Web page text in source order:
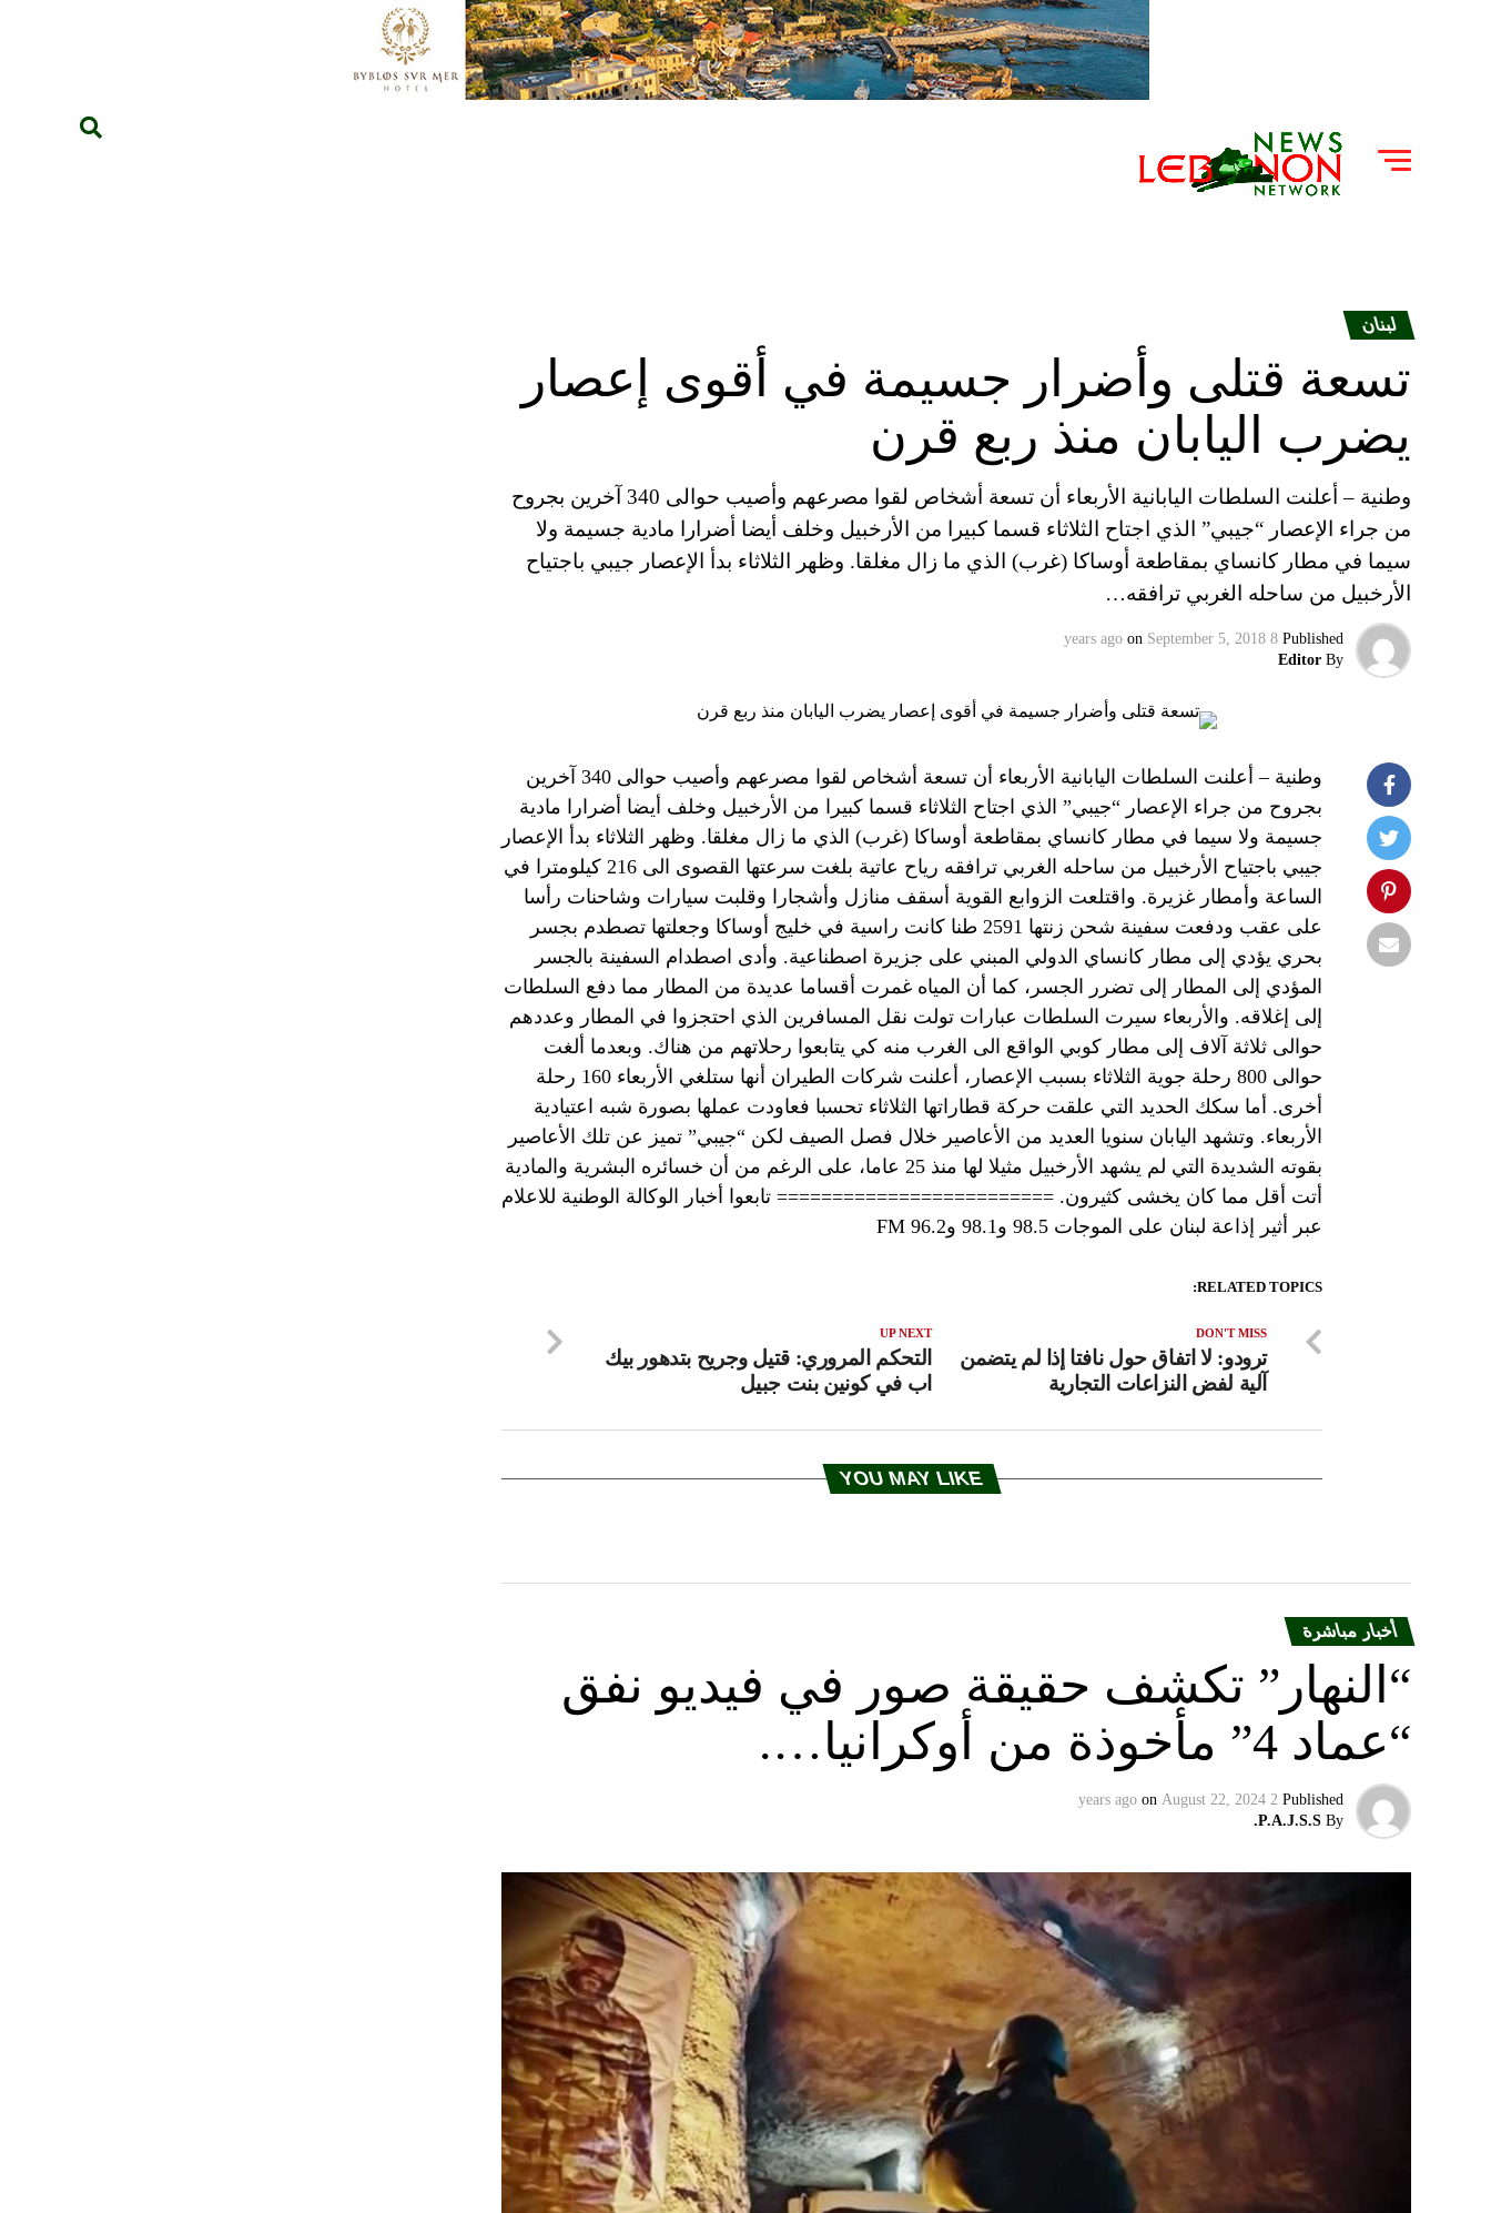
لبنان
تسعة قتلى وأضرار جسيمة في أقوى إعصار
يضرب اليابان منذ ربع قرن
وطنية – أعلنت السلطات اليابانية الأربعاء أن تسعة أشخاص لقوا مصرعهم وأصيب حوالى 340 آخرين بجروح
من جراء الإعصار “جيبي” الذي اجتاح الثلاثاء قسما كبيرا من الأرخبيل وخلف أيضا أضرارا مادية جسيمة ولا
سيما في مطار كانساي بمقاطعة أوساكا (غرب) الذي ما زال مغلقا. وظهر الثلاثاء بدأ الإعصار جيبي باجتياح
الأرخبيل من ساحله الغربي ترافقه…
Published
8 years ago
on September 5, 2018
By
Editor
وطنية – أعلنت السلطات اليابانية الأربعاء أن تسعة أشخاص لقوا مصرعهم وأصيب حوالى 340 آخرين
بجروح من جراء الإعصار “جيبي” الذي اجتاح الثلاثاء قسما كبيرا من الأرخبيل وخلف أيضا أضرارا مادية
جسيمة ولا سيما في مطار كانساي بمقاطعة أوساكا (غرب) الذي ما زال مغلقا. وظهر الثلاثاء بدأ الإعصار
جيبي باجتياح الأرخبيل من ساحله الغربي ترافقه رياح عاتية بلغت سرعتها القصوى الى 216 كيلومترا في
الساعة وأمطار غزيرة. واقتلعت الزوابع القوية أسقف منازل وأشجارا وقلبت سيارات وشاحنات رأسا
على عقب ودفعت سفينة شحن زنتها 2591 طنا كانت راسية في خليج أوساكا وجعلتها تصطدم بجسر
بحري يؤدي إلى مطار كانساي الدولي المبني على جزيرة اصطناعية. وأدى اصطدام السفينة بالجسر
المؤدي إلى المطار إلى تضرر الجسر، كما أن المياه غمرت أقساما عديدة من المطار مما دفع السلطات
إلى إغلاقه. والأربعاء سيرت السلطات عبارات تولت نقل المسافرين الذي احتجزوا في المطار وعددهم
حوالى ثلاثة آلاف إلى مطار كوبي الواقع الى الغرب منه كي يتابعوا رحلاتهم من هناك. وبعدما ألغت
حوالى 800 رحلة جوية الثلاثاء بسبب الإعصار، أعلنت شركات الطيران أنها ستلغي الأربعاء 160 رحلة
أخرى. أما سكك الحديد التي علقت حركة قطاراتها الثلاثاء تحسبا فعاودت عملها بصورة شبه اعتيادية
الأربعاء. وتشهد اليابان سنويا العديد من الأعاصير خلال فصل الصيف لكن “جيبي” تميز عن تلك الأعاصير
بقوته الشديدة التي لم يشهد الأرخبيل مثيلا لها منذ 25 عاما، على الرغم من أن خسائره البشرية والمادية
أتت أقل مما كان يخشى كثيرون. ========================= تابعوا أخبار الوكالة الوطنية للاعلام
عبر أثير إذاعة لبنان على الموجات 98.5 و98.1 و96.2 FM
RELATED TOPICS:
UP NEXT
التحكم المروري: قتيل وجريح بتدهور بيك
اب في كونين بنت جبيل
DON'T MISS
ترودو: لا اتفاق حول نافتا إذا لم يتضمن
آلية لفض النزاعات التجارية
YOU MAY LIKE
أخبار مباشرة
“النهار” تكشف حقيقة صور في فيديو نفق
“عماد 4” مأخوذة من أوكرانيا….
Published
2 years ago
on August 22, 2024
By
P.A.J.S.S.